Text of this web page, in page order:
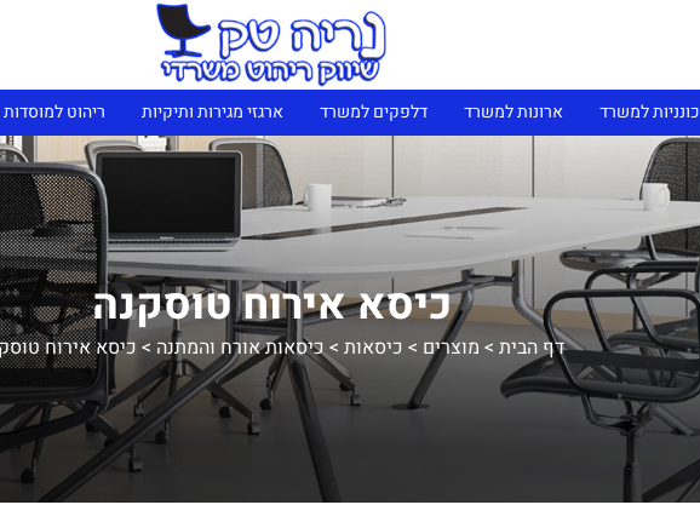
כונניות למשרד ארונות למשרד דלפקים למשרד ארגזי מגירות ותיקיות ריהוט
כיסא אירוח טוסקנה
דף הבית > מוצרים > כיסאות >כיסאות אורח והמתנה > כיסא אירוח